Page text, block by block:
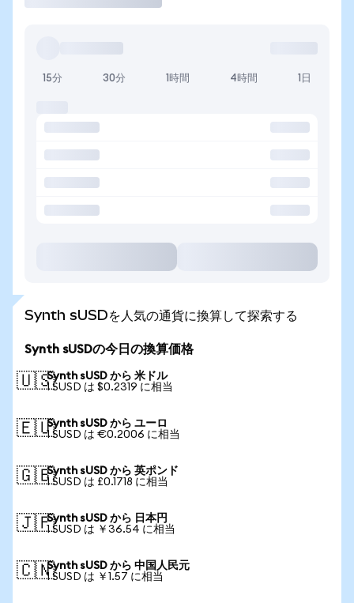
15分 30分 1時間 4時間 1日
Synth sUSDを人気の通貨に換算して探索する
Synth sUSDの今日の換算価格
🇺🇸Synth sUSD から 米ドル
1 SUSD は $0.2319 に相当
🇪🇺Synth sUSD から ユーロ
1 SUSD は €0.2006 に相当
🇬🇧Synth sUSD から 英ポンド
1 SUSD は £0.1718 に相当
🇯🇵Synth sUSD から 日本円
1 SUSD は ￥36.54 に相当
🇨🇳Synth sUSD から 中国人民元
1 SUSD は ￥1.57 に相当